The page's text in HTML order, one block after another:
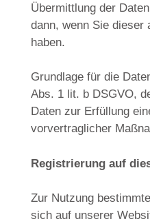
Übermittlung der
dann, wenn Sie
haben.
Grundlage für die
Abs. 1 lit. b DSGVO,
Daten zur Erfüllung
vorvertraglicher
Registrierung auf
Zur Nutzung
sich auf unserer